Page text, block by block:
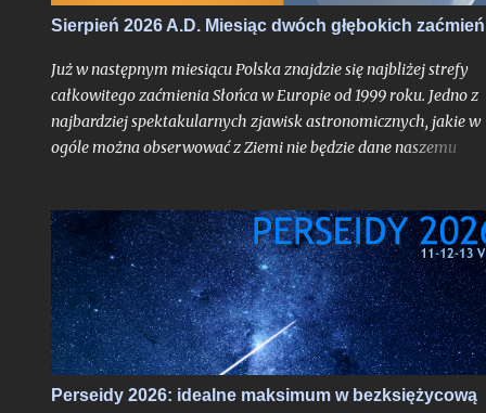
wielkiego kalibru na skalę, jakiej chyba nikt z nas jeszcze nie
doświadczył.
Sierpień 2026 A.D. Miesiąc dwóch głębokich zaćmień
Już w następnym miesiącu Polska znajdzie się najbliżej strefy
całkowitego zaćmienia Słońca w Europie od 1999 roku. Jedno z
najbardziej spektakularnych zjawisk astronomicznych, jakie w
ogóle można obserwować z Ziemi nie będzie dane naszemu
który obszar kontynentu chodzi - spektakl ten rozegra się
innymi nad Hiszpanią. Choć faza całkowita z Polski
nie będzie, tak duża bliskość względem pasa jej widoczności
oznacza nieuchronnie, że znajdziemy się w strefie zaćmienia
częściowego o bardzo głębokiej fazie maksymalnej
do aż 87%, gdy Słońce stanie się cienkim sierpem. Jako, że
zaćmienia chodzą parami - nieco ponad dwa tygodnie od
gdy nasz satelita osiągnie pełnię czeka nas częściowe zaćmienie
Perseidy 2026: idealne maksimum w bezksiężycową